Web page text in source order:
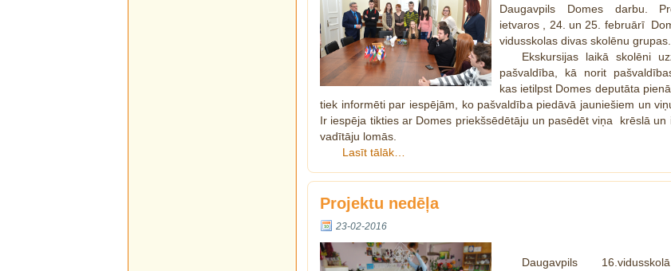
Daugavpils Domes darbu.
ietvaros , 24. un 25. februārī
vidusskolas divas skolēnu grupas.
Ekskursijas laikā skolēni
pašvaldība, kā norit
kas ietilpst Domes deputāta
tiek informēti par iespējām, ko pašvaldība piedāvā jauniešiem un
Ir iespēja tikties ar Domes priekšsēdētāju un pasēdēt viņa krēslā un
vadītāju lomās.
Lasīt tālāk…
Projektu nedēļa
23-02-2016
Daugavpils